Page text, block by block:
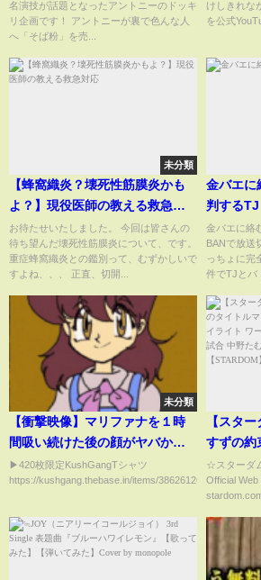
い売人」と勘違いするのか？
名演技が話題となったアントニーのドッキ
リ企画です！ アントニーが裏で色んな人
へ「そば粉」を売...
けしきれな
を公式
未分類
【蜂窩織炎？壊死性筋膜炎かも
よ？】現役医師の教える救急対
応
お待たせいたしました。 今回は皆さんの
待ち望んだ壊死性筋膜炎について、です。
重症蜂窩織炎との鑑別って、むずかしいで
すよね、、、 正直、切開...
金バエに
判するTJ
金バエに絡
BANで放送
っちょに完
件でTJとバ
未分類
【衝撃映像】マリファナを１時
間吸い続けた後の顔がヤバかっ
た
▶︎420枚限定KushGangTシャツ
https://kushgang.thebase.in/items/38626126...
【スタ
すずの約
一年越し
ト ワー
選手権
ず！-10.5
【
☆スターダ
Official